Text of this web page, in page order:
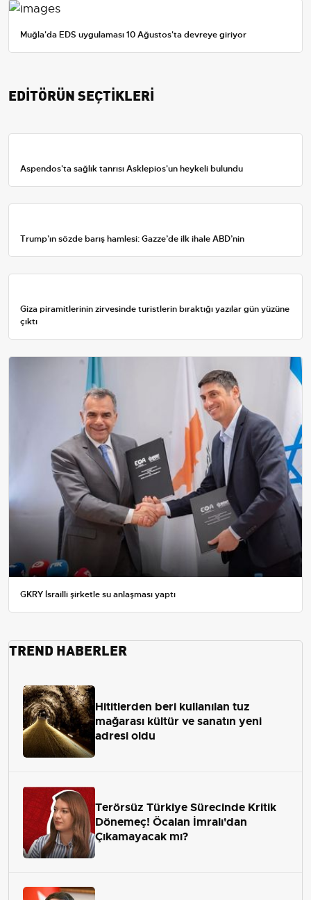
Muğla'da EDS uygulaması 10 Ağustos'ta devreye giriyor
EDİTÖRÜN SEÇTİKLERİ
Aspendos'ta sağlık tanrısı Asklepios'un heykeli bulundu
Trump’ın sözde barış hamlesi: Gazze’de ilk ihale ABD’nin
Giza piramitlerinin zirvesinde turistlerin bıraktığı yazılar gün yüzüne
çıktı
GKRY İsrailli şirketle su anlaşması yaptı
TREND HABERLER
Hititlerden beri kullanılan tuz
mağarası kültür ve sanatın yeni
adresi oldu
Terörsüz Türkiye Sürecinde Kritik
Dönemeç! Öcalan İmralı'dan
Çıkamayacak mı?